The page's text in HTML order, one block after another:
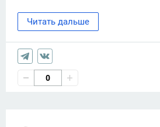
Читать дальше
0